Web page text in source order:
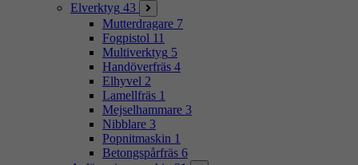
Elverktyg 43
Mutterdragare 7
Fogpistol 11
Multiverktyg 5
Handöverfräs 4
Elhyvel 2
Lamellfräs 1
Mejselhammare 3
Nibblare 3
Popnitmaskin 1
Betongspårfräs 6